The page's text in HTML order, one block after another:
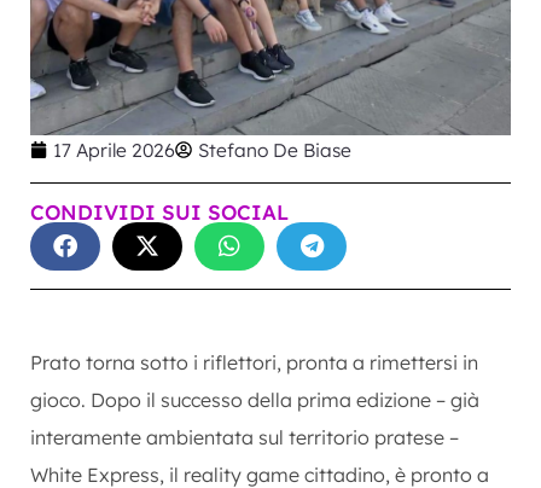
17 Aprile 2026 Stefano De Biase
CONDIVIDI SUI SOCIAL
Prato torna sotto i riflettori, pronta a rimettersi in
gioco. Dopo il successo della prima edizione – già
interamente ambientata sul territorio pratese –
White Express, il reality game cittadino, è pronto a